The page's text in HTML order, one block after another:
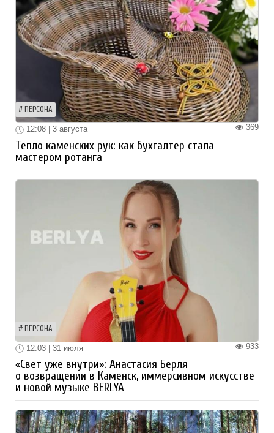
ПЕРСОНА
369
12:08 | 3 августа
Тепло каменских рук: как бухгалтер стала
мастером ротанга
ПЕРСОНА
933
12:03 | 31 июля
«Свет уже внутри»: Анастасия Берля
о возвращении в Каменск, иммерсивном искусстве
и новой музыке BERLYA